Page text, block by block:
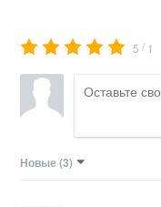
5 / 1
Новые (3)